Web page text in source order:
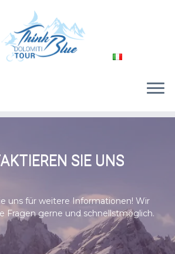
SIE UNS
uns für weitere Informationen! Wir
Fragen gerne und schnellstmöglich.